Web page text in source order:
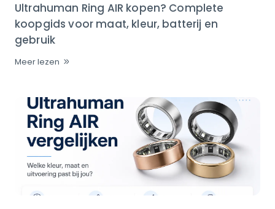
Ultrahuman Ring AIR kopen? Complete
koopgids voor maat, kleur, batterij en
gebruik
Meer lezen